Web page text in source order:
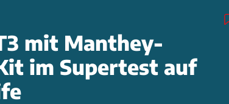
mit Manthey-
im Supertest auf